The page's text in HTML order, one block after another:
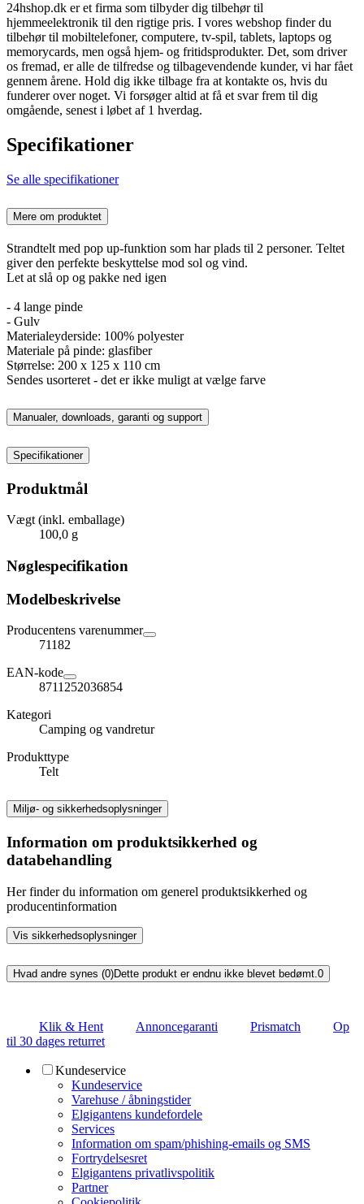
24hshop.dk er et firma som tilbyder dig tilbehør til
hjemmeelektronik til den rigtige pris. I vores webshop finder du
tilbehør til mobiltelefoner, computere, tv-spil, tablets, laptops og
memorycards, men også hjem- og fritidsprodukter. Det, som driver
os fremad, er alle de tilfredse og tilbagevendende kunder, vi har fået
gennem årene. Hold dig ikke tilbage fra at kontakte os, hvis du
funderer over noget. Vi forsøger altid at få et svar frem til dig
omgående, senest i løbet af 1 hverdag.
Specifikationer
Se alle specifikationer
Mere om produktet
Strandtelt med pop up-funktion som har plads til 2 personer. Teltet
giver den perfekte beskyttelse mod sol og vind.
Let at slå op og pakke ned igen
- 4 lange pinde
- Gulv
Materialeyderside: 100% polyester
Materiale på pinde: glasfiber
Størrelse: 200 x 125 x 110 cm
Sendes usorteret - det er ikke muligt at vælge farve
Manualer, downloads, garanti og support
Specifikationer
Produktmål
Vægt (inkl. emballage)
100,0 g
Nøglespecifikation
Modelbeskrivelse
Producentens varenummer
71182
EAN-kode
8711252036854
Kategori
Camping og vandretur
Produkttype
Telt
Miljø- og sikkerhedsoplysninger
Information om produktsikkerhed og
databehandling
Her finder du information om generel produktsikkerhed og
producentinformation
Vis sikkerhedsoplysninger
Hvad andre synes (0)Dette produkt er endnu ikke blevet bedømt. 0
Klik & Hent Annoncegaranti Prismatch
Op
til 30 dages returret
Kundeservice
Kundeservice
Varehuse / åbningstider
Elgigantens kundefordele
Services
Information om spam/phishing-emails og SMS
Fortrydelsesret
Elgigantens privatlivspolitik
Partner